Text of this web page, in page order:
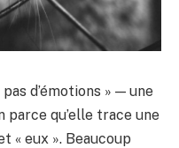
pas d’émotions » — une
parce qu’elle trace une
« eux ». Beaucoup